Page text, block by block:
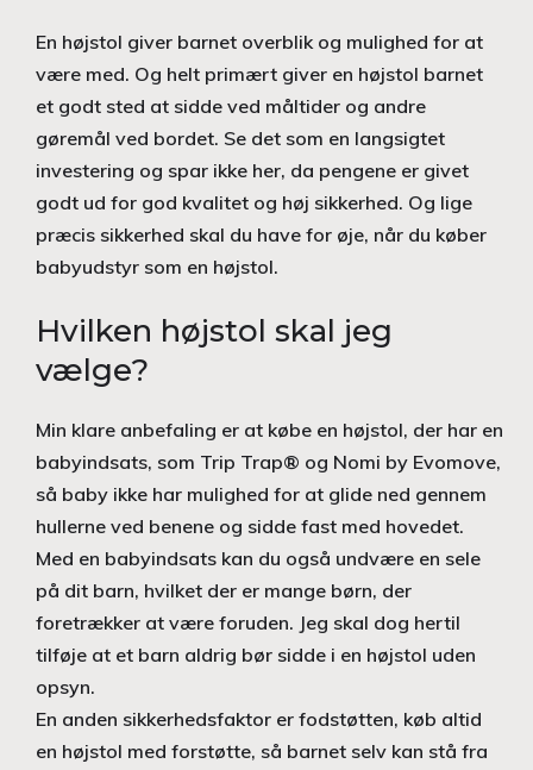
En højstol giver barnet overblik og mulighed for at
være med. Og helt primært giver en højstol barnet
et godt sted at sidde ved måltider og andre
gøremål ved bordet. Se det som en langsigtet
investering og spar ikke her, da pengene er givet
godt ud for god kvalitet og høj sikkerhed. Og lige
præcis sikkerhed skal du have for øje, når du køber
babyudstyr som en højstol.
Hvilken højstol skal jeg
vælge?
Min klare anbefaling er at købe en højstol, der har en
babyindsats, som Trip Trap® og Nomi by Evomove,
så baby ikke har mulighed for at glide ned gennem
hullerne ved benene og sidde fast med hovedet.
Med en babyindsats kan du også undvære en sele
på dit barn, hvilket der er mange børn, der
foretrækker at være foruden. Jeg skal dog hertil
tilføje at et barn aldrig bør sidde i en højstol uden
opsyn.
En anden sikkerhedsfaktor er fodstøtten, køb altid
en højstol med forstøtte, så barnet selv kan stå fra